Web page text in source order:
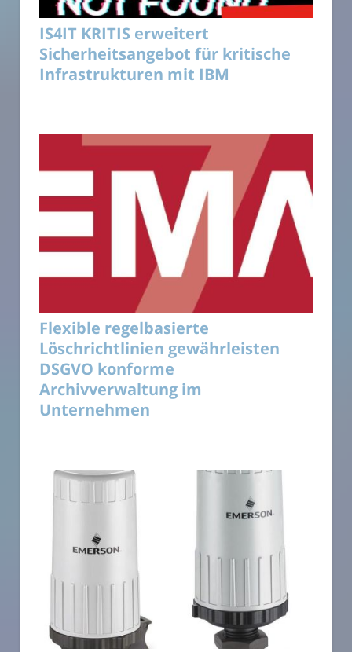
IS4IT KRITIS erweitert
Sicherheitsangebot für kritische
Infrastrukturen mit IBM
Flexible regelbasierte
Löschrichtlinien gewährleisten
DSGVO konforme
Archivverwaltung im
Unternehmen